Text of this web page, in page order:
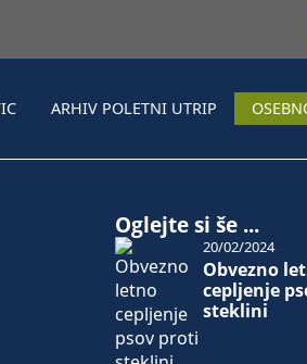
ARHIV POLETNI UTRIP
Oglejte si še ...
Obvezno
cepljenje
steklini
20/02/2024